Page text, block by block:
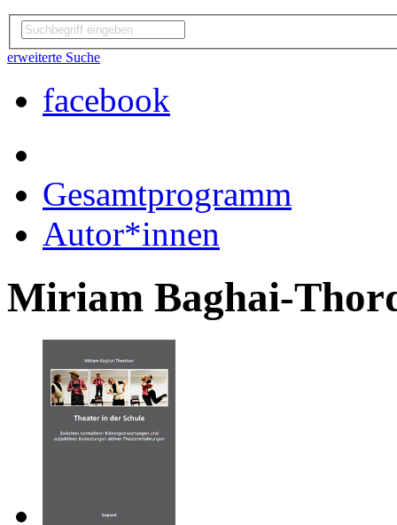
erweiterte Suche
facebook
Gesamtprogramm
Autor*innen
Miriam Baghai-